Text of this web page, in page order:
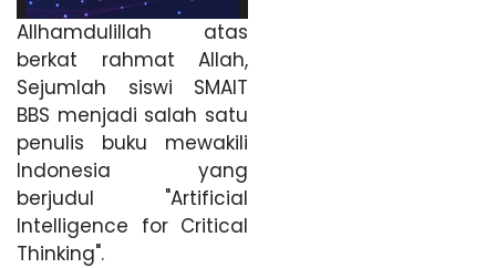
Allhamdulillah atas
berkat rahmat Allah,
Sejumlah siswi SMAIT
BBS menjadi salah satu
penulis buku mewakili
Indonesia yang
berjudul "Artificial
Intelligence for Critical
Thinking".